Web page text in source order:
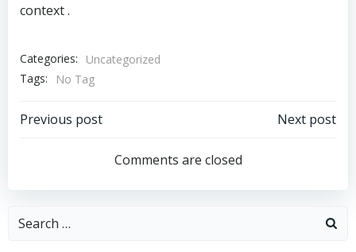
context .
Categories:
Uncategorized
Tags:
No Tag
Post
navigation
Previous post
navigation
Next post
Comments are closed
Search